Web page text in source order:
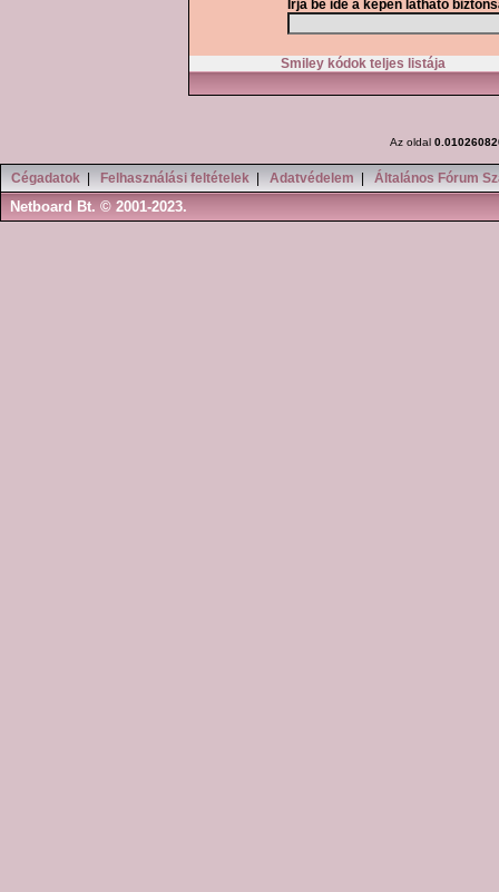
Írja be ide a képen látható
Smiley kódok teljes listája
Az oldal
Cégadatok Felhasználási feltételek Adatvédelem Általános Fórum
Netboard Bt. © 2001-2023.